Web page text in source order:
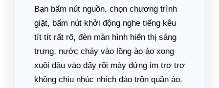
Bạn bấm nút nguồn, chọn chương trình
giặt, bấm nút khởi động nghe tiếng kêu
tít tít rất rõ, đèn màn hình hiển thị sáng
trưng, nước chảy vào lồng ào ào xong
xuôi đâu vào đấy rồi máy đứng im trơ trơ
không chịu nhúc nhích đảo trộn quần áo.